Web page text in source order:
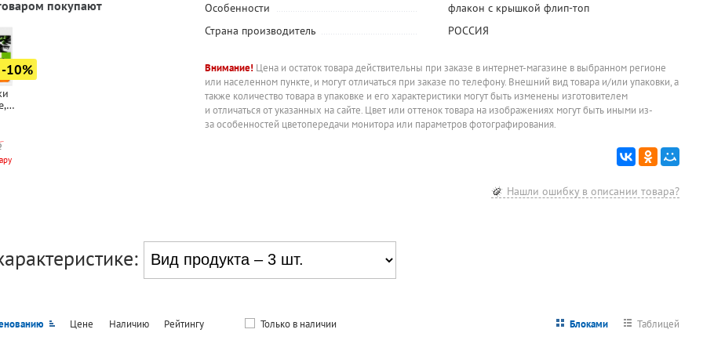
покупают
-10%
с
Особенности
флакон с крышкой флип-топ
Страна производитель
РОССИЯ
Внимание! Цена и остаток товара действительны при заказе в интернет-магазине в выбранном регионе
или населенном пункте, и могут отличаться при заказе по телефону. Внешний вид товара и/или упаковки, а
также количество товара в упаковке и его характеристики могут быть изменены изготовителем
и отличаться от указанных на сайте. Цвет или оттенок товара на изображениях могут быть иными из-
за особенностей цветопередачи монитора или параметров фотографирования.
Нашли ошибку в описании товара?
Цене Наличию Рейтингу Только в наличии Блоками Таблицей